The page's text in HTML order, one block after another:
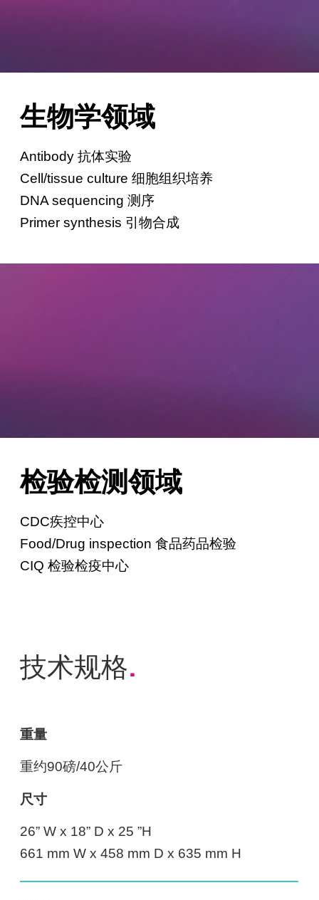
生物学领域
Antibody 抗体实验
Cell/tissue culture 细胞组织培养
DNA sequencing 测序
Primer synthesis 引物合成
检验检测领域
CDC疾控中心
Food/Drug inspection 食品药品检验
CIQ 检验检疫中心
技术规格.
重量
重约90磅/40公斤
尺寸
26” W x 18” D x 25 ”H
661 mm W x 458 mm D x 635 mm H